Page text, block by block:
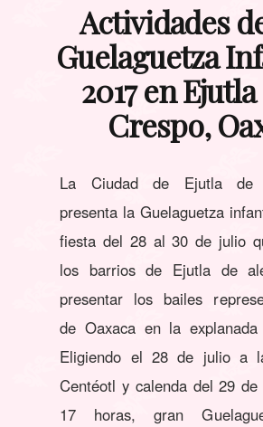
Actividades
Guelaguetza
2017 en
Crespo,
La Ciudad de Ejutla de
presenta la Guelaguetza
fiesta del 28 al 30 de julio
los barrios de Ejutla de
presentar los bailes
de Oaxaca en la explanada
Eligiendo el 28 de julio a
Centéotl y calenda del 29
17 horas, gran